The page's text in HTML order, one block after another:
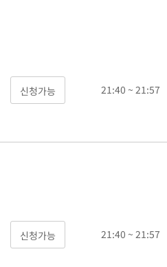
21:40 ~ 21:57
21:40 ~ 21:57